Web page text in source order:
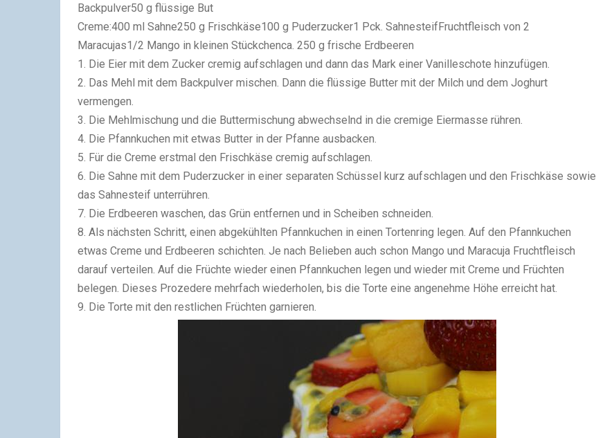
Backpulver50 g flüssige But
Creme:400 ml Sahne250 g Frischkäse100 g Puderzucker1 Pck. SahnesteifFruchtfleisch von 2
Maracujas1/2 Mango in kleinen Stückchenca. 250 g frische Erdbeeren
1. Die Eier mit dem Zucker cremig aufschlagen und dann das Mark einer Vanilleschote hinzufügen.
2. Das Mehl mit dem Backpulver mischen. Dann die flüssige Butter mit der Milch und dem Joghurt
vermengen.
3. Die Mehlmischung und die Buttermischung abwechselnd in die cremige Eiermasse rühren.
4. Die Pfannkuchen mit etwas Butter in der Pfanne ausbacken.
5. Für die Creme erstmal den Frischkäse cremig aufschlagen.
6. Die Sahne mit dem Puderzucker in einer separaten Schüssel kurz aufschlagen und den Frischkäse sowie
das Sahnesteif unterrühren.
7. Die Erdbeeren waschen, das Grün entfernen und in Scheiben schneiden.
8. Als nächsten Schritt, einen abgekühlten Pfannkuchen in einen Tortenring legen. Auf den Pfannkuchen
etwas Creme und Erdbeeren schichten. Je nach Belieben auch schon Mango und Maracuja Fruchtfleisch
darauf verteilen. Auf die Früchte wieder einen Pfannkuchen legen und wieder mit Creme und Früchten
belegen. Dieses Prozedere mehrfach wiederholen, bis die Torte eine angenehme Höhe erreicht hat.
9. Die Torte mit den restlichen Früchten garnieren.